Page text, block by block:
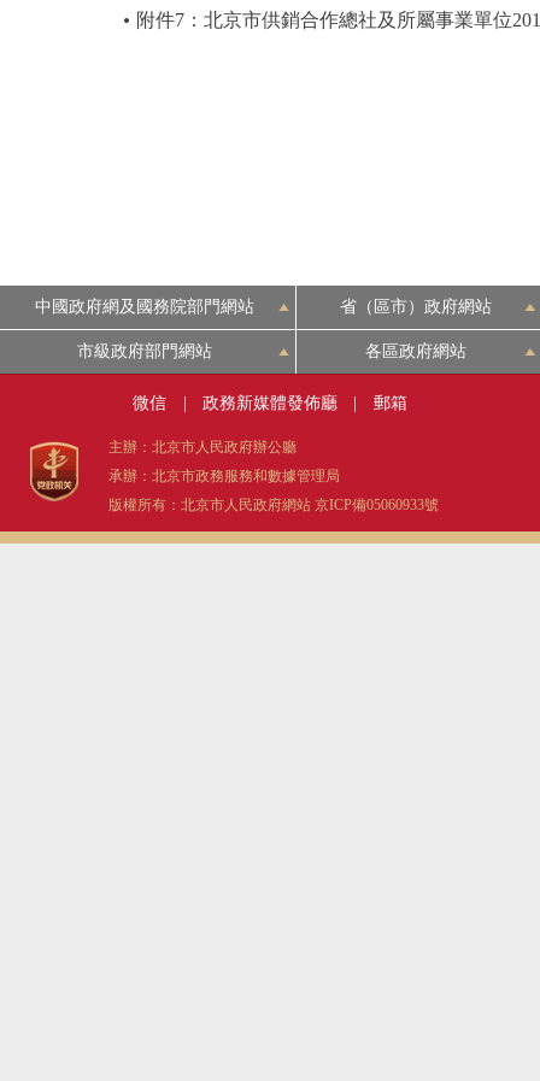
附件7：北京市供銷合作總社及所屬事業單位
中國政府網及國務院部門網站 省（區市）政府網站
市級政府部門網站 各區政府網站
微信 政務新媒體發佈廳 郵箱
主辦：北京市人民政府辦公廳
承辦：北京市政務服務和數據管理局
版權所有：北京市人民政府網站 京ICP備05060933號